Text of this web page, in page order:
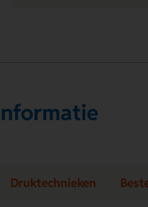
Druktechnieken